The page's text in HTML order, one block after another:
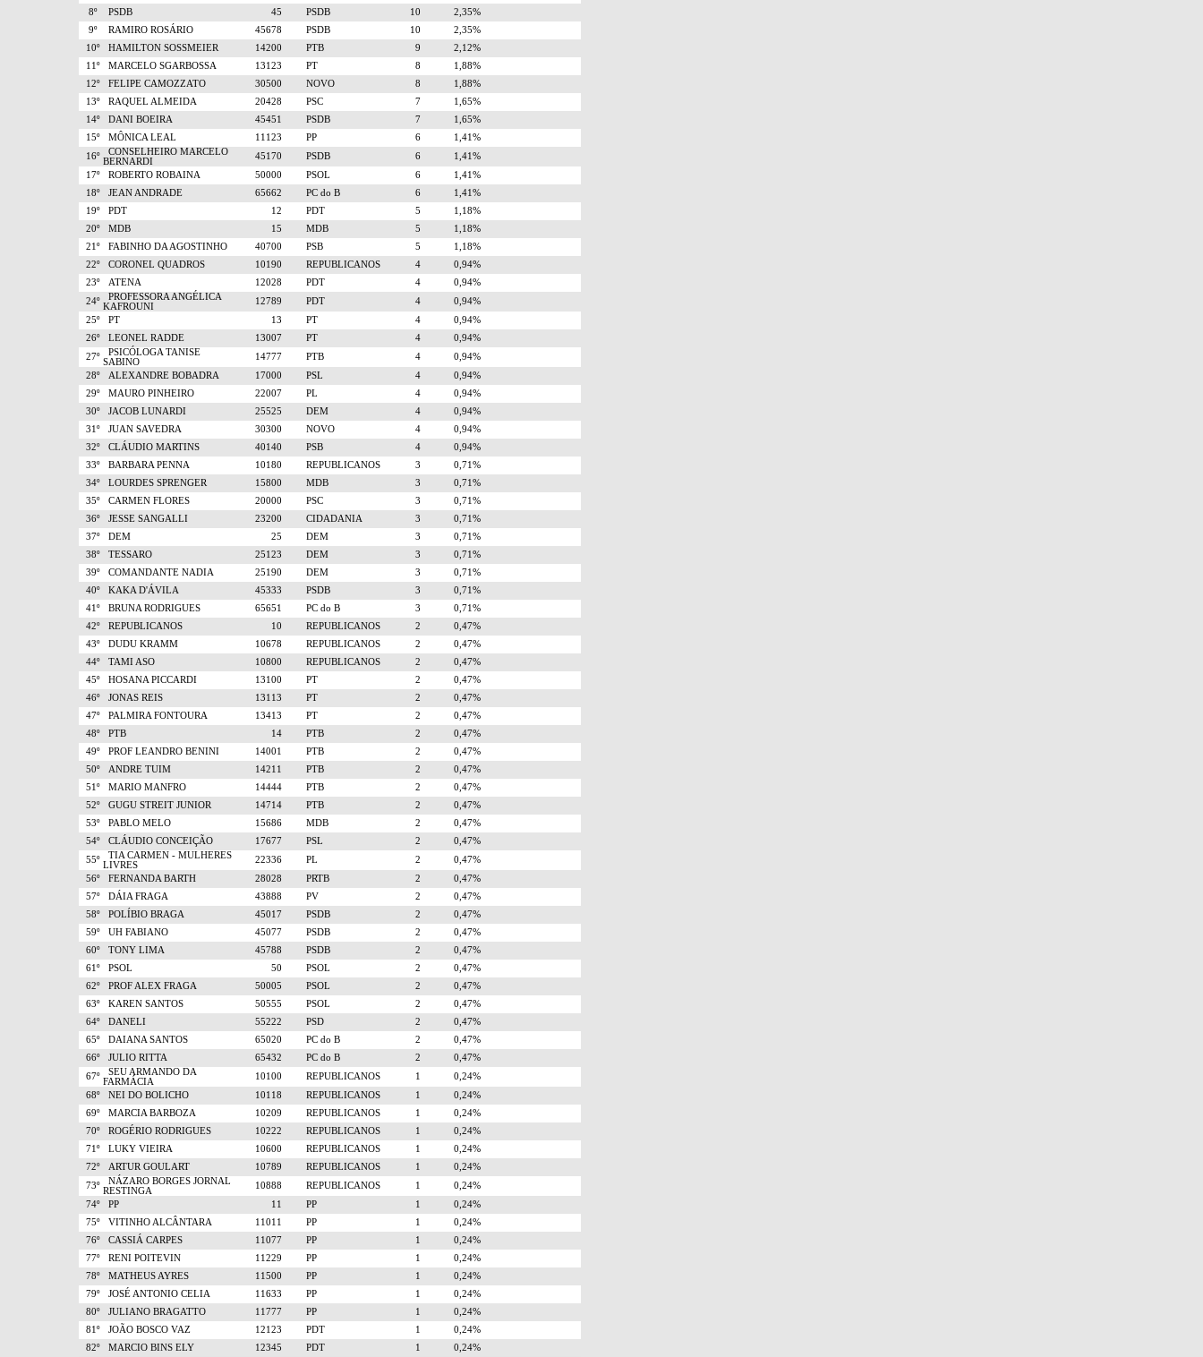
8º
PSDB 45 PSDB 10
2,35%
9º
RAMIRO ROSÁRIO 45678 PSDB 10
2,35%
10º
HAMILTON SOSSMEIER 14200 PTB 9
2,12%
11º
MARCELO SGARBOSSA 13123 PT 8
1,88%
12º
FELIPE CAMOZZATO 30500 NOVO 8
1,88%
13º
RAQUEL ALMEIDA 20428 PSC 7
1,65%
14º
DANI BOEIRA 45451 PSDB 7
1,65%
15º
MÔNICA LEAL 11123 PP 6
1,41%
16º
CONSELHEIRO MARCELO
BERNARDI
45170 PSDB 6
1,41%
17º
ROBERTO ROBAINA 50000 PSOL 6
1,41%
18º
JEAN ANDRADE 65662 PC do B 6
1,41%
19º
PDT 12 PDT 5
1,18%
20º
MDB 15 MDB 5
1,18%
21º
FABINHO DA AGOSTINHO 40700 PSB 5
1,18%
22º
CORONEL QUADROS 10190 REPUBLICANOS 4
0,94%
23º
ATENA 12028 PDT 4
0,94%
24º
PROFESSORA ANGÉLICA
KAFROUNI
12789 PDT 4
0,94%
25º
PT 13 PT 4
0,94%
26º
LEONEL RADDE 13007 PT 4
0,94%
27º
PSICÓLOGA TANISE
SABINO
14777 PTB 4
0,94%
28º
ALEXANDRE BOBADRA 17000 PSL 4
0,94%
29º
MAURO PINHEIRO 22007 PL 4
0,94%
30º
JACOB LUNARDI 25525 DEM 4
0,94%
31º
JUAN SAVEDRA 30300 NOVO 4
0,94%
32º
CLÁUDIO MARTINS 40140 PSB 4
0,94%
33º
BARBARA PENNA 10180 REPUBLICANOS 3
0,71%
34º
LOURDES SPRENGER 15800 MDB 3
0,71%
35º
CARMEN FLORES 20000 PSC 3
0,71%
36º
JESSE SANGALLI 23200 CIDADANIA 3
0,71%
37º
DEM 25 DEM 3
0,71%
38º
TESSARO 25123 DEM 3
0,71%
39º
COMANDANTE NADIA 25190 DEM 3
0,71%
40º
KAKA D'ÁVILA 45333 PSDB 3
0,71%
41º
BRUNA RODRIGUES 65651 PC do B 3
0,71%
42º
REPUBLICANOS 10 REPUBLICANOS 2
0,47%
43º
DUDU KRAMM 10678 REPUBLICANOS 2
0,47%
44º
TAMI ASO 10800 REPUBLICANOS 2
0,47%
45º
HOSANA PICCARDI 13100 PT 2
0,47%
46º
JONAS REIS 13113 PT 2
0,47%
47º
PALMIRA FONTOURA 13413 PT 2
0,47%
48º
PTB 14 PTB 2
0,47%
49º
PROF LEANDRO BENINI 14001 PTB 2
0,47%
50º
ANDRE TUIM 14211 PTB 2
0,47%
51º
MARIO MANFRO 14444 PTB 2
0,47%
52º
GUGU STREIT JUNIOR 14714 PTB 2
0,47%
53º
PABLO MELO 15686 MDB 2
0,47%
54º
CLÁUDIO CONCEIÇÃO 17677 PSL 2
0,47%
55º
TIA CARMEN - MULHERES
LIVRES
22336 PL 2
0,47%
56º
FERNANDA BARTH 28028 PRTB 2
0,47%
57º
DÁIA FRAGA 43888 PV 2
0,47%
58º
POLÍBIO BRAGA 45017 PSDB 2
0,47%
59º
UH FABIANO 45077 PSDB 2
0,47%
60º
TONY LIMA 45788 PSDB 2
0,47%
61º
PSOL 50 PSOL 2
0,47%
62º
PROF ALEX FRAGA 50005 PSOL 2
0,47%
63º
KAREN SANTOS 50555 PSOL 2
0,47%
64º
DANELI 55222 PSD 2
0,47%
65º
DAIANA SANTOS 65020 PC do B 2
0,47%
66º
JULIO RITTA 65432 PC do B 2
0,47%
67º
SEU ARMANDO DA
FARMÁCIA
10100 REPUBLICANOS 1
0,24%
68º
NEI DO BOLICHO 10118 REPUBLICANOS 1
0,24%
69º
MARCIA BARBOZA 10209 REPUBLICANOS 1
0,24%
70º
ROGÉRIO RODRIGUES 10222 REPUBLICANOS 1
0,24%
71º
LUKY VIEIRA 10600 REPUBLICANOS 1
0,24%
72º
ARTUR GOULART 10789 REPUBLICANOS 1
0,24%
73º
NÁZARO BORGES JORNAL
RESTINGA
10888 REPUBLICANOS 1
0,24%
74º
PP 11 PP 1
0,24%
75º
VITINHO ALCÂNTARA 11011 PP 1
0,24%
76º
CASSIÁ CARPES 11077 PP 1
0,24%
77º
RENI POITEVIN 11229 PP 1
0,24%
78º
MATHEUS AYRES 11500 PP 1
0,24%
79º
JOSÉ ANTONIO CELIA 11633 PP 1
0,24%
80º
JULIANO BRAGATTO 11777 PP 1
0,24%
81º
JOÃO BOSCO VAZ 12123 PDT 1
0,24%
82º
MARCIO BINS ELY 12345 PDT 1
0,24%